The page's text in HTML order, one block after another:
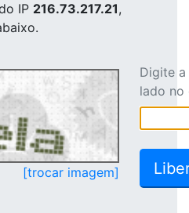
IP 216.73.217.21,
[trocar imagem]
Digite
lado no